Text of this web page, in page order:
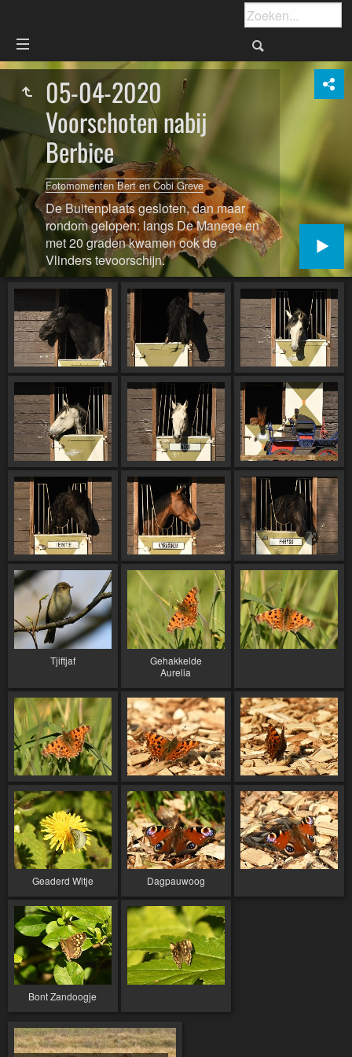
05-04-2020
Voorschoten nabij
Berbice
Fotomomenten Bert en Cobi Greve
De Buitenplaats gesloten, dan maar
rondom gelopen: langs De Manege en
met 20 graden kwamen ook de
Vlinders tevoorschijn.
Tjiftjaf
Gehakkelde
Aurelia
Geaderd Witje Dagpauwoog
Bont Zandoogje